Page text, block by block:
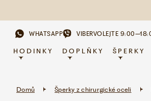
WHATSAPP VIBERVOLEJTE
HODINKY DOPLŇKY ŠPERKY
Domů Šperky z chirurgické oceli